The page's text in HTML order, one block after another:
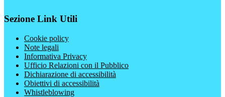
Sezione Link Utili
Cookie policy
Note legali
Informativa Privacy
Ufficio Relazioni con il Pubblico
Dichiarazione di accessibilità
Obiettivi di accessibilità
Whistleblowing